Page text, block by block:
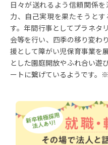
日々が送れるよう信頼関係
力、自己実現を果たそうと
す。年間行事としてプラネタ
会等を行い、四季の移り変わ
援として障がい児保育事業を
とした園庭開放やふれ合い遊
ートに繋げているようです。